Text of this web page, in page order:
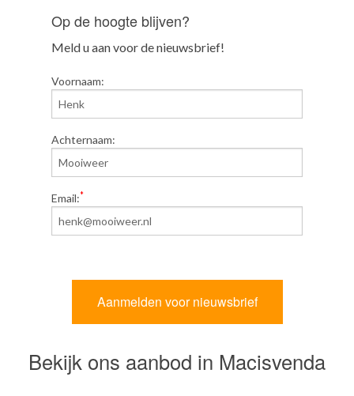
Op de hoogte blijven?
Meld u aan voor de nieuwsbrief!
Voornaam:
Achternaam:
Email:*
Bekijk ons aanbod in Macisvenda